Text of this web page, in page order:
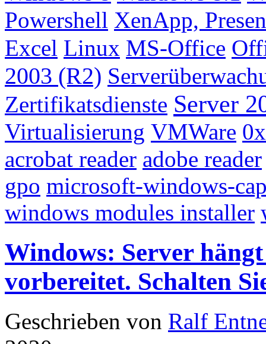
Powershell XenApp,
Excel Linux MS-Office
2003 (R2)
Zertifikatsdienste Server
Virtualisierung VMWare
acrobat reader adobe reader
gpo microsoft-windows-
windows modules installer
Windows: Server
vorbereitet. Schalten
Geschrieben von Ralf